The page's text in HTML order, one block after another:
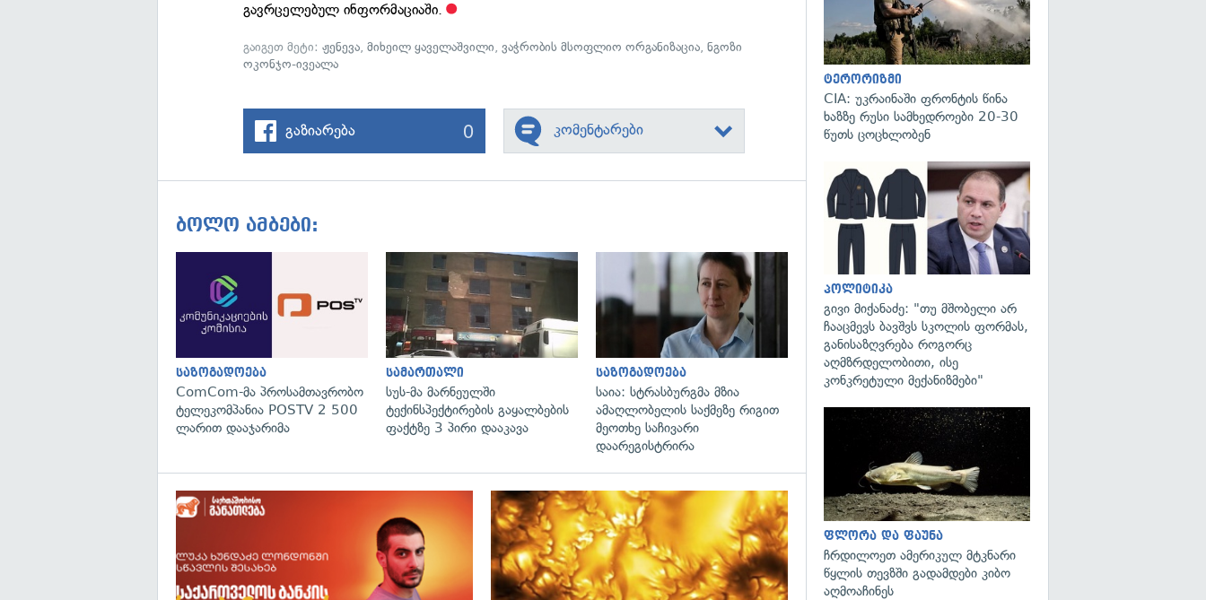
გავრცელებულ ინფორმაციაში.
გაიგეთ მეტი:ჟენევა,მიხეილ ყაველაშვილი,ვაჭრობის მსოფლიო ორგანიზაცია,ნგოზი
ოკონჯო-ივეალა
გაზიარება 0 კომენტარები
ბოლო ამბები:
გადახედვა
საზოგადოება
ComCom-მა პროსამთავრობო
ტელეკომპანია POSTV 2 500
ლარით დააჯარიმა
გადახედვა
სამართალი
სუს-მა მარნეულში
ტექინსპექტირების გაყალბების
ფაქტზე 3 პირი დააკავა
გადახედვა
საზოგადოება
საია: სტრასბურგმა მზია
ამაღლობელის საქმეზე რიგით
მეოთხე საჩივარი
დაარეგისტრირა
გადახედვა
ტერორიზმი
CIA: უკრაინაში ფრონტის წინა
ხაზზე რუსი სამხედროები 20-30
წუთს ცოცხლობენ
პოლიტიკა
გივი მიქანაძე: "თუ მშობელი არ
ჩააცმევს ბავშვს სკოლის ფორმას,
განისაზღვრება როგორც
აღმზრდელობითი, ისე
კონკრეტული მექანიზმები"
ფლორა და ფაუნა
ჩრდილოეთ ამერიკულ მტკნარი
წყლის თევზში გადამდები კიბო
აღმოაჩინეს